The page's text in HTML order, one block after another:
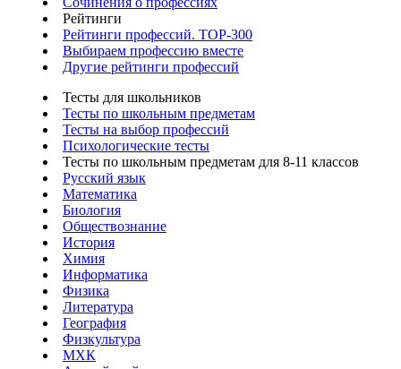
Рейтинги
Рейтинги профессий. TOP-300
Выбираем профессию вместе
Другие рейтинги профессий
Тесты для школьников
Тесты по школьным предметам
Тесты на выбор профессий
Психологические тесты
Тесты по школьным предметам для 8-11 классов
Русский язык
Математика
Биология
Обществознание
История
Химия
Информатика
Физика
Литература
География
Физкультура
МХК